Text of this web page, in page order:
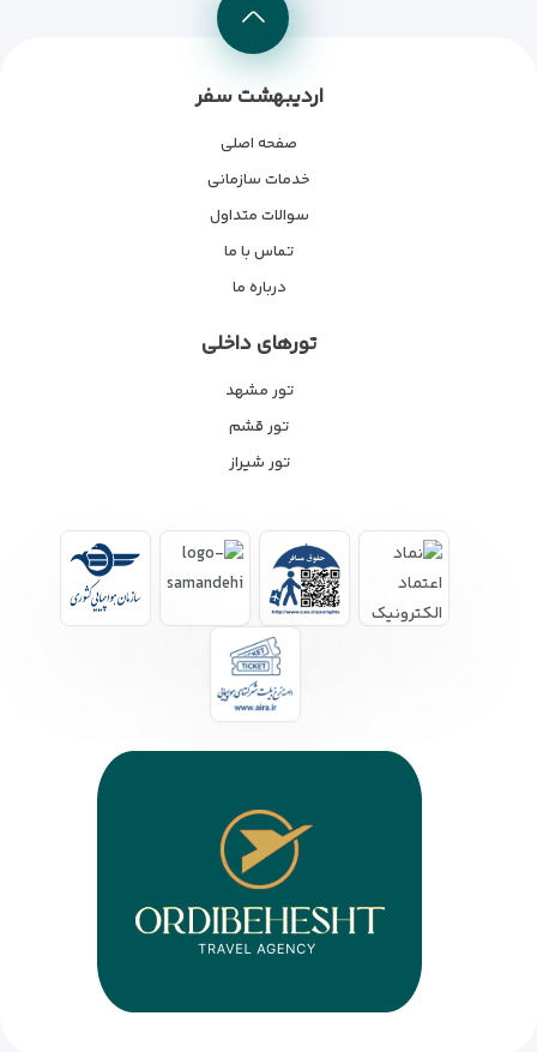
اردیبهشت سفر
صفحه اصلی
خدمات سازمانی
سوالات متداول
تماس با ما
درباره ما
تورهای داخلی
تور مشهد
تور قشم
تور شیراز